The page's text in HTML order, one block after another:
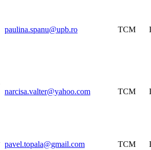
paulina.spanu@upb.ro TCM
narcisa.valter@yahoo.com TCM
pavel.topala@gmail.com TCM